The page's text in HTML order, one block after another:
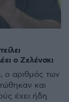
ο Ζελένσκι
ο αριθμός των
και
έχει ήδη